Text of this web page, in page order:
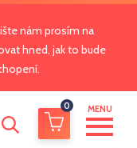
nám prosím na
hned, jak to bude
0 MENU